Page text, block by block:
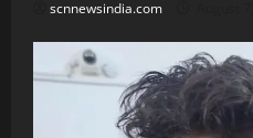
scnnewsindia.com